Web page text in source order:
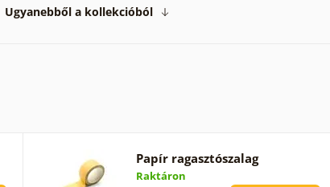
Ugyanebből a kollekcióból
Papír ragasztószalag
Raktáron